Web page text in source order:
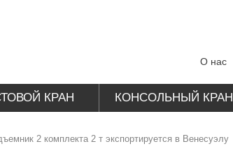
О нас
КРАН КОНСОЛЬНЫЙ КРАН
2 комплекта 2 т экспортируется в Венесуэлу